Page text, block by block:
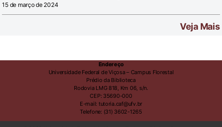
15 de março de 2024
Veja Mais
Endereço
Universidade Federal de Viçosa – Campus Florestal
Prédio da Biblioteca
Rodovia LMG 818, Km 06, s/n.
CEP: 35690-000
E-mail: tutoria.caf@ufv.br
Telefone: (31) 3602-1265